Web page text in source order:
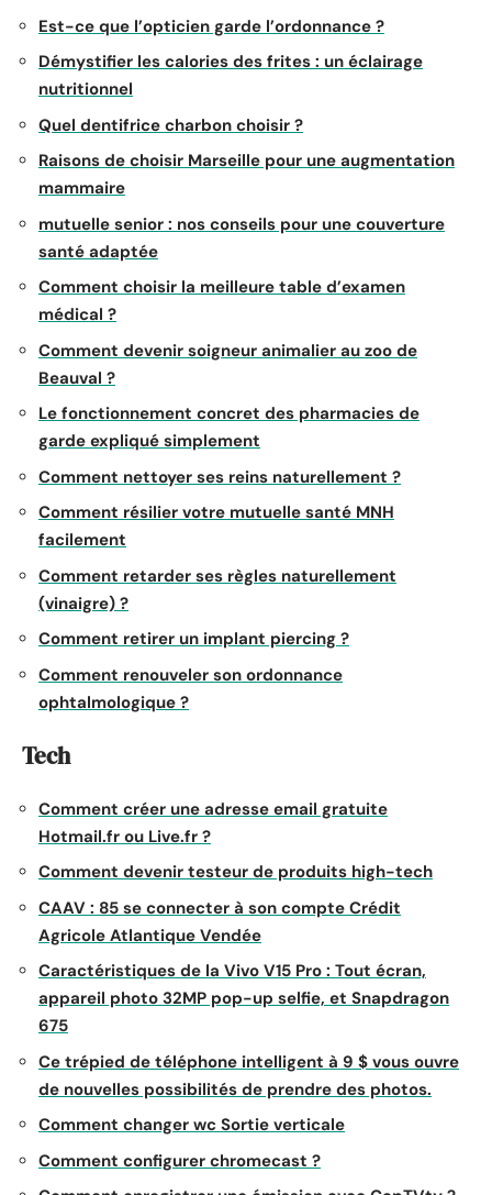
Est-ce que l’opticien garde l’ordonnance ?
Démystifier les calories des frites : un éclairage
nutritionnel
Quel dentifrice charbon choisir ?
Raisons de choisir Marseille pour une augmentation
mammaire
mutuelle senior : nos conseils pour une couverture
santé adaptée
Comment choisir la meilleure table d’examen
médical ?
Comment devenir soigneur animalier au zoo de
Beauval ?
Le fonctionnement concret des pharmacies de
garde expliqué simplement
Comment nettoyer ses reins naturellement ?
Comment résilier votre mutuelle santé MNH
facilement
Comment retarder ses règles naturellement
(vinaigre) ?
Comment retirer un implant piercing ?
Comment renouveler son ordonnance
ophtalmologique ?
Tech
Comment créer une adresse email gratuite
Hotmail.fr ou Live.fr ?
Comment devenir testeur de produits high-tech
CAAV : 85 se connecter à son compte Crédit
Agricole Atlantique Vendée
Caractéristiques de la Vivo V15 Pro : Tout écran,
appareil photo 32MP pop-up selfie, et Snapdragon
675
Ce trépied de téléphone intelligent à 9 $ vous ouvre
de nouvelles possibilités de prendre des photos.
Comment changer wc Sortie verticale
Comment configurer chromecast ?